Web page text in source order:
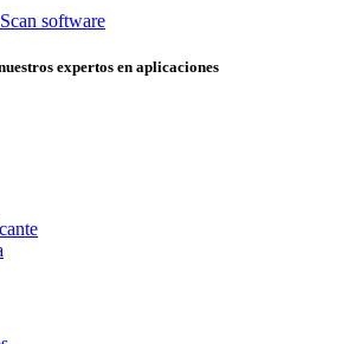
software
expertos en aplicaciones